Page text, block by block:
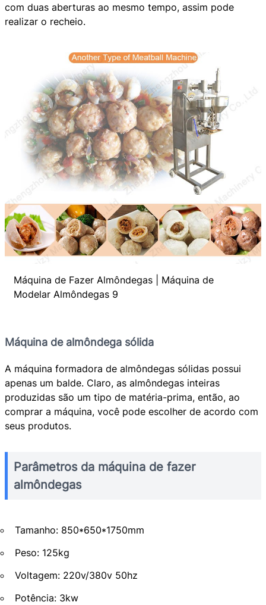
com duas aberturas ao mesmo tempo, assim pode
realizar o recheio.
Máquina de Fazer Almôndegas | Máquina de
Modelar Almôndegas 9
Máquina de almôndega sólida
A máquina formadora de almôndegas sólidas possui
apenas um balde. Claro, as almôndegas inteiras
produzidas são um tipo de matéria-prima, então, ao
comprar a máquina, você pode escolher de acordo com
seus produtos.
Parâmetros da máquina de fazer
almôndegas
Tamanho: 850*650*1750mm
Peso: 125kg
Voltagem: 220v/380v 50hz
Potência: 3kw